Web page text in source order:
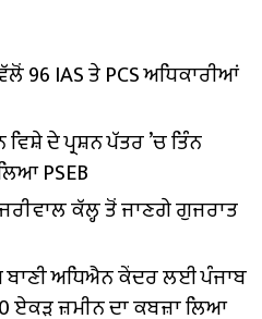
96 IAS ਤੇ PCS ਅਧਿਕਾਰੀਆਂ
ਦੇ ਪ੍ਰਸ਼ਨ ਪੱਤਰ ’ਚ ਤਿੰਨ
PSEB
ਕੱਲ੍ਹ ਤੋਂ ਜਾਣਗੇ ਗੁਜਰਾਤ
ਬਾਣੀ ਅਧਿਐਨ ਕੇਂਦਰ ਲਈ ਪੰਜਾਬ
ਏਕੜ ਜ਼ਮੀਨ ਦਾ ਕਬਜ਼ਾ ਲਿਆ